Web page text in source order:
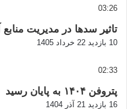
03:26
تاثیر سدها در مدیریت
10 بازدید 22 خرداد 1405
02:33
پتروفن ۱۴۰۴ به پایان رسید
16 بازدید 21 آذر 1404